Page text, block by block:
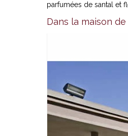
parfumées de santal et
Dans la maison